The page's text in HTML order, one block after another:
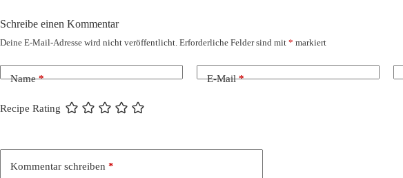
Schreibe einen Kommentar
Deine E-Mail-Adresse wird nicht veröffentlicht. Erforderliche Felder sind mit * markiert
Name* E-Mail*
Recipe Rating
Kommentar schreiben *